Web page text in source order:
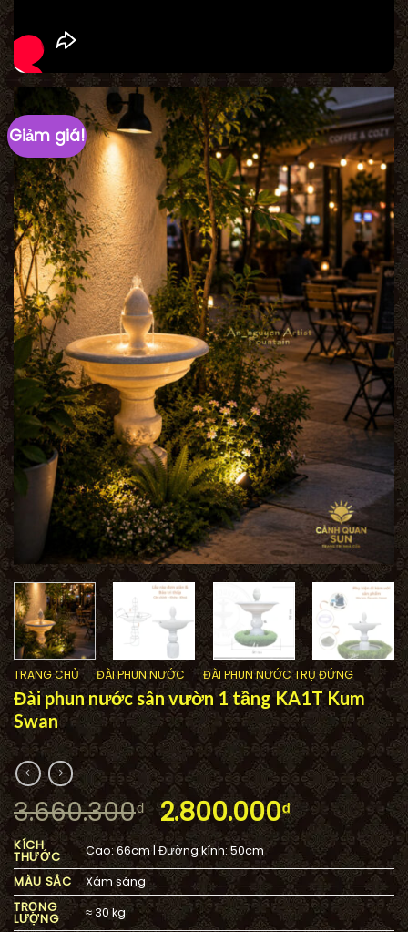
Giảm giá!
TRANG CHỦ ĐÀI PHUN NƯỚC / ĐÀI PHUN NƯỚC TRỤ ĐỨNG
Đài phun nước sân vườn 1 tầng KA1T Kum
Swan
3.660.300₫ Giá
gốc
là:
3.660.300₫.
2.800.000₫Giá
hiện
tại
là:
KÍCH
THƯỚC
Cao: 66cm | Đường kính: 50cm
MÀU SẮC
Xám sáng
TRỌNG
LƯỢNG
≈ 30 kg